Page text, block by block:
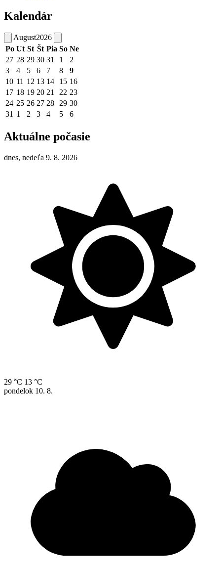
Kalendár
August2026
Po Ut St Št Pia So Ne
27 28 29 30 31 1
2
3
4 5 6 7 8
9
10 11 12 13 14 15 16
17 18 19 20 21 22 23
24 25 26 27 28 29 30
31 1 2 3 4 5 6
Aktuálne počasie
dnes, nedeľa 9. 8. 2026
29 °C 13 °C
pondelok 10. 8.